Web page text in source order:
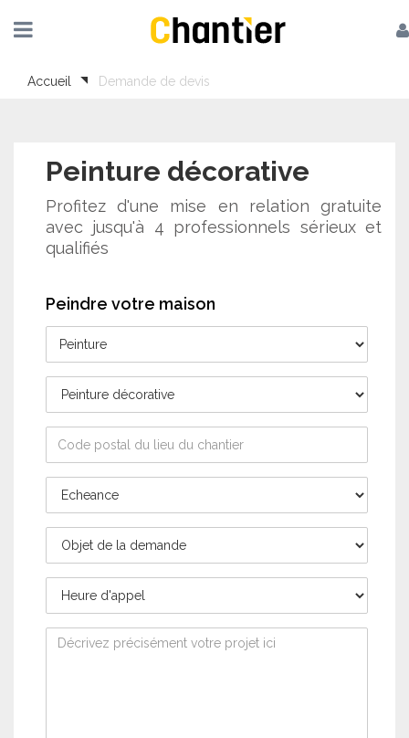
Accueil Demande de devis
Peinture décorative
Profitez d'une mise en relation gratuite
avec jusqu'à 4 professionnels sérieux et
qualifiés
Peindre votre maison